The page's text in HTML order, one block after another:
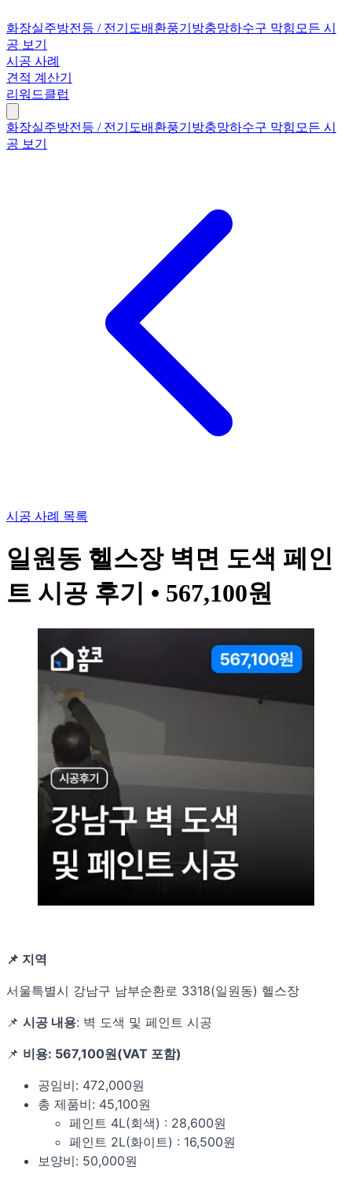
화장실주방전등 / 전기 도배 환풍기 방충망하수구 막힘 모든 시
공 보기
시공 사례
견적 계산기
리워드클럽
화장실주방전등 / 전기 도배 환풍기 방충망하수구 막힘 모든 시
공 보기
시공 사례 목록
일원동 헬스장 벽면 도색 페인
트 시공 후기 • 567,100원
📌 지역
서울특별시 강남구 남부순환로 3318(일원동) 헬스장
📌 시공 내용: 벽 도색 및 페인트 시공
📌 비용: 567,100원(VAT 포함)
공임비: 472,000원
총 제품비: 45,100원
페인트 4L(회색) : 28,600원
페인트 2L(화이트) : 16,500원
보양비: 50,000원